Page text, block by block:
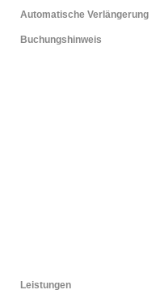
Automatische Verlängerung
Buchungshinweis
Leistungen